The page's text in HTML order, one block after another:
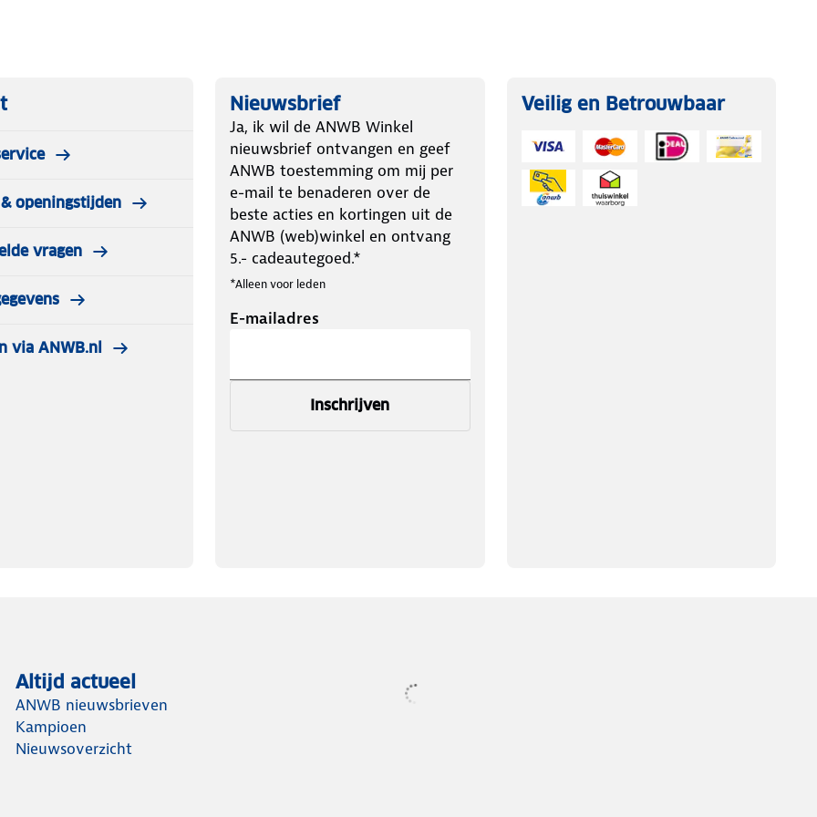
van een taxi.
met geheugenknoppen en een in
kan de Leona²-kinderwagen
ontwerp kan gebruikt worden
openingstijden
vragen
via ANWB.nl
Nieuwsbrief
Ja, ik wil de ANWB Winkel
nieuwsbrief ontvangen en geef
ANWB toestemming om mij per
e-mail te benaderen over de
beste acties en kortingen uit de
ANWB (web)winkel en ontvang
5.- cadeautegoed.*
*Alleen voor leden
E-mailadres
Inschrijven
Veilig en Betrouwbaar
Altijd actueel
ANWB nieuwsbrieven
Kampioen
Nieuwsoverzicht